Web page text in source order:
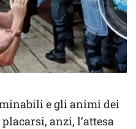
e gli animi dei
anzi, l’attesa